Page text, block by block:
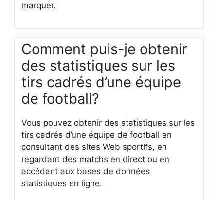
marquer.
Comment puis-je obtenir
des statistiques sur les
tirs cadrés d’une équipe
de football?
Vous pouvez obtenir des statistiques sur les
tirs cadrés d’une équipe de football en
consultant des sites Web sportifs, en
regardant des matchs en direct ou en
accédant aux bases de données
statistiques en ligne.